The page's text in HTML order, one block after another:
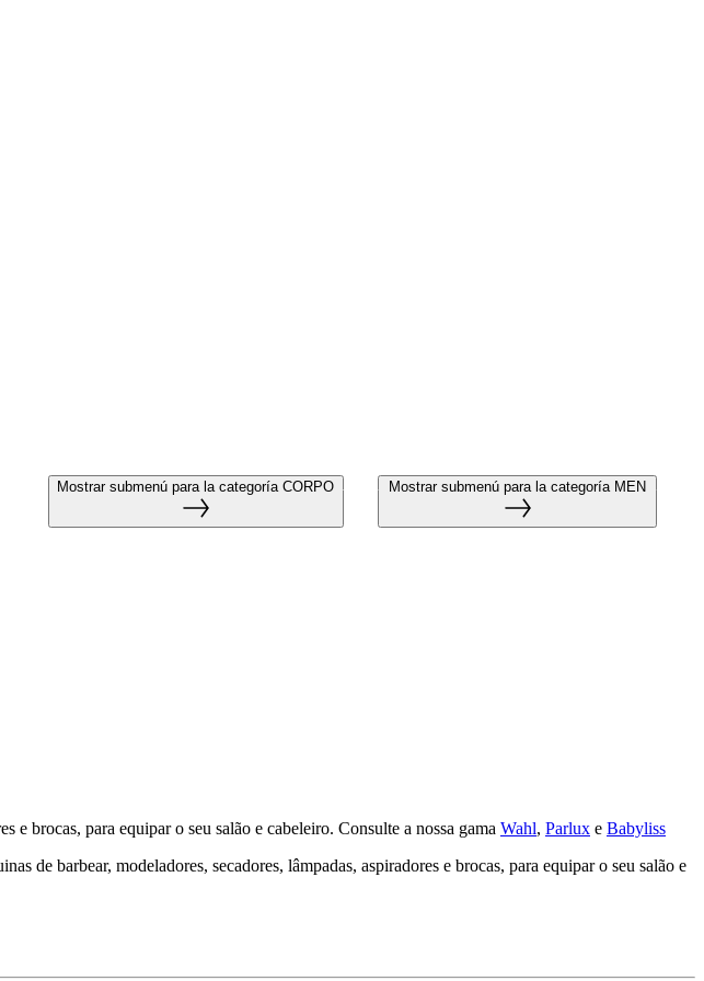
Mostrar submenú para la categoría CORPO MEN Mostrar submenú para la categoría MEN
e brocas, para equipar o seu salão e cabeleiro. Consulte a nossa gama Wahl, Parlux e Babyliss
de barbear, modeladores, secadores, lâmpadas, aspiradores e brocas, para equipar o seu salão e